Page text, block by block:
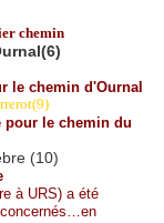
chemin
le chemin d'Ournal
pour le chemin du
à URS) a été